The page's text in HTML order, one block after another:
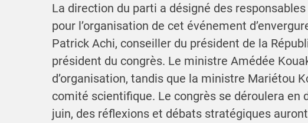
La direction du parti a désigné des
pour l’organisation de cet événement
Patrick Achi, conseiller du président de la
président du congrès. Le ministre Amédée
d’organisation, tandis que la ministre Mariétou
comité scientifique. Le congrès se déroulera en
juin, des réflexions et débats stratégiques